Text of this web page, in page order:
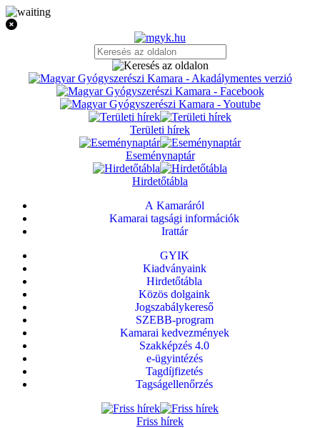
Területi hírek
Eseménynaptár
Hirdetőtábla
A Kamaráról
Kamarai tagsági információk
Irattár
GYIK
Kiadványaink
Hirdetőtábla
Közös dolgaink
Jogszabálykereső
SZEBB-program
Kamarai kedvezmények
Szakképzés 4.0
e-ügyintézés
Tagdíjfizetés
Tagságellenőrzés
Friss hírek